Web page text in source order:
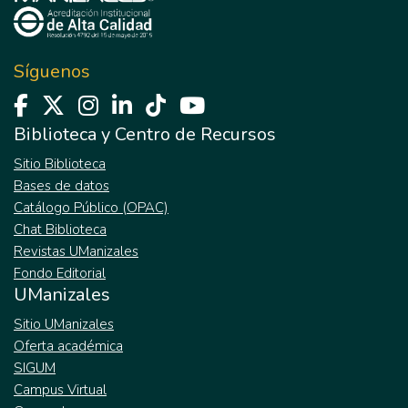
González Gómez
de Cuento 2015 Rutina raticida - Daniel
Alejandro Mejía Ochoa Una función ardiente
Síguenos
Biblioteca y Centro de Recursos
Sitio Biblioteca
Bases de datos
Catálogo Público (OPAC)
Chat Biblioteca
Revistas UManizales
Fondo Editorial
UManizales
Sitio UManizales
Oferta académica
SIGUM
Campus Virtual